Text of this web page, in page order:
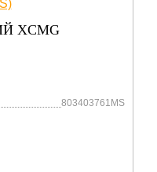
XCMG
803403761MS